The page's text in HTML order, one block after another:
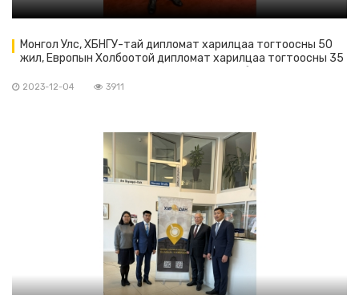
Монгол Улс, ХБНГУ-тай дипломат харилцаа тогтоосны 50
жил, Европын Холбоотой дипломат харилцаа тогтоосны 35
2023-12-04 3911